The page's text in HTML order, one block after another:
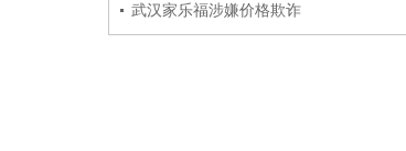
武汉家乐福涉嫌价格欺诈